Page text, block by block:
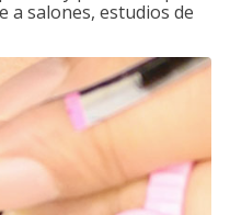
salones, estudios de